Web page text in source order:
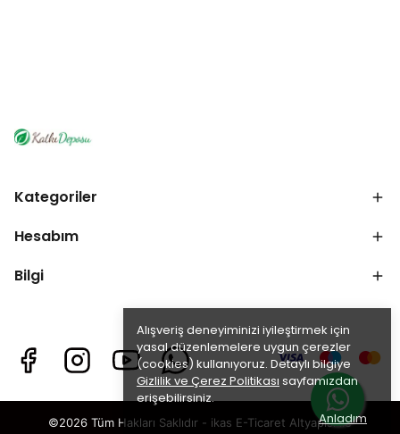
Alışveriş deneyiminizi iyileştirmek için
yasal düzenlemelere uygun çerezler
(cookies) kullanıyoruz. Detaylı bilgiye
Gizlilik ve Çerez Politikası sayfamızdan
erişebilirsiniz.
Anladım
Kategoriler
Hesabım
Bilgi
©2026 Tüm Hakları Saklıdır - ikas E-Ticaret Altyapısı ile